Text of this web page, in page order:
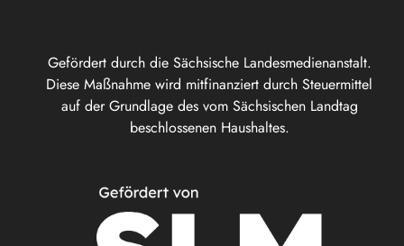
Gefördert durch die Sächsische Landesmedienanstalt.
Diese Maßnahme wird mitfinanziert durch Steuermittel
auf der Grundlage des vom Sächsischen Landtag
beschlossenen Haushaltes.